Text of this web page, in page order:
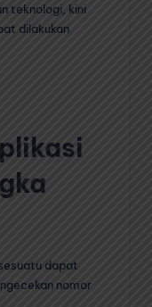
teknologi, kini
dilakukan
dapat
nomor